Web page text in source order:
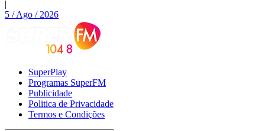
|
5 / Ago / 2026
SuperPlay
Programas SuperFM
Publicidade
Politica de Privacidade
Termos e Condições